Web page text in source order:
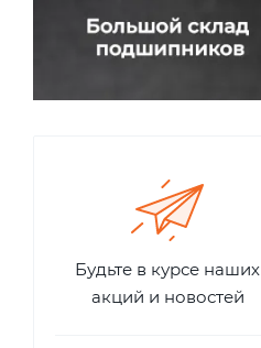
Будьте в курсе наших
акций и новостей